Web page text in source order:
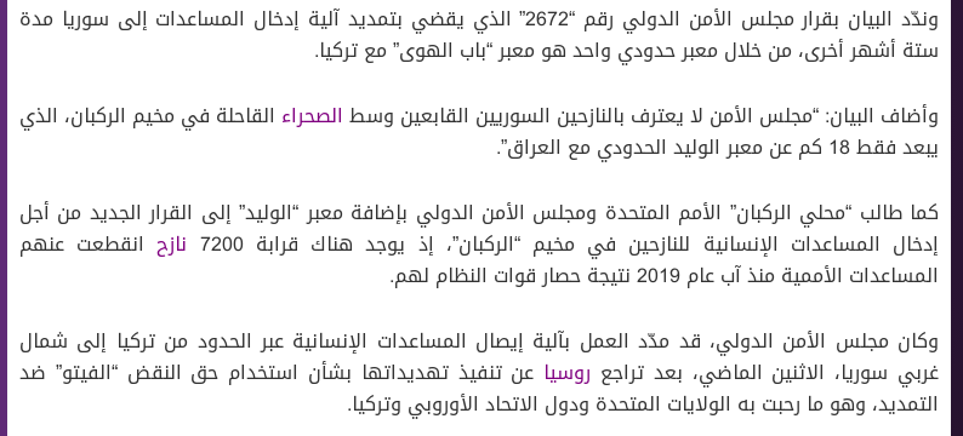
وندّد البيان بقرار مجلس الأمن الدولي رقم “2672” الذي يقضي بتمديد آلية إدخال المساعدات إلى سوريا مدة
ستة أشهر أخرى، من خلال معبر حدودي واحد هو معبر “باب الهوى” مع تركيا.
وأضاف البيان: “مجلس الأمن لا يعترف بالنازحين السوريين القابعين وسط الصحراء القاحلة في مخيم الركبان، الذي
يبعد فقط 18 كم عن معبر الوليد الحدودي مع العراق”.
كما طالب “محلي الركبان” الأمم المتحدة ومجلس الأمن الدولي بإضافة معبر “الوليد” إلى القرار الجديد من أجل
إدخال المساعدات الإنسانية للنازحين في مخيم “الركبان”، إذ يوجد هناك قرابة 7200
نازحانقطعت عنهم
المساعدات الأممية منذ آب عام 2019 نتيجة حصار قوات النظام لهم.
وكان مجلس الأمن الدولي، قد مدّد العمل بآلية إيصال المساعدات الإنسانية عبر الحدود من تركيا إلى شمال
غربي سوريا، الاثنين الماضي، بعد تراجع روسيا عن تنفيذ تهديداتها بشأن استخدام حق النقض “الفيتو” ضد
التمديد، وهو ما رحبت به الولايات المتحدة ودول الاتحاد اﻷوروبي وتركيا.